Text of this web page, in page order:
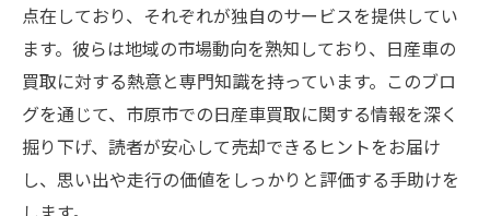
点在しており、それぞれが独自のサービスを提供してい
ます。彼らは地域の市場動向を熟知しており、日産車の
買取に対する熱意と専門知識を持っています。このブロ
グを通じて、市原市での日産車買取に関する情報を深く
掘り下げ、読者が安心して売却できるヒントをお届け
し、思い出や走行の価値をしっかりと評価する手助けを